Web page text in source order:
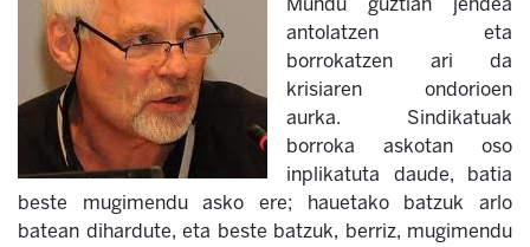
antolatzen eta
borrokatzen ari da
krisiaren ondorioen
aurka. Sindikatuak
borroka askotan oso
inplikatuta daude, batia
beste mugimendu asko ere; hauetako batzuk arlo
batean dihardute, eta beste batzuk, berriz, mugimendu